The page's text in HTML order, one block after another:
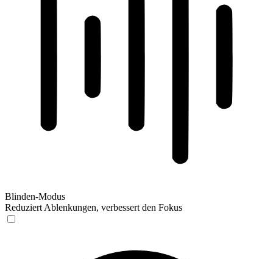
Blinden-Modus
Reduziert Ablenkungen, verbessert den Fokus